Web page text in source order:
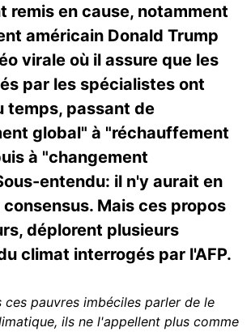
remis en cause, notamment
américain Donald Trump
virale où il assure que les
par les spécialistes ont
temps, passant de
global" à "réchauffement
à "changement
entendu: il n'y aurait en
Mais ces propos
déplorent plusieurs
climat interrogés par l'AFP.
ces pauvres imbéciles parler de le
ils ne l'appellent plus comme